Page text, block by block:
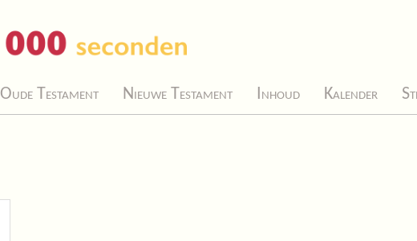
Oude Testament Nieuwe Testament Inhoud Kalender